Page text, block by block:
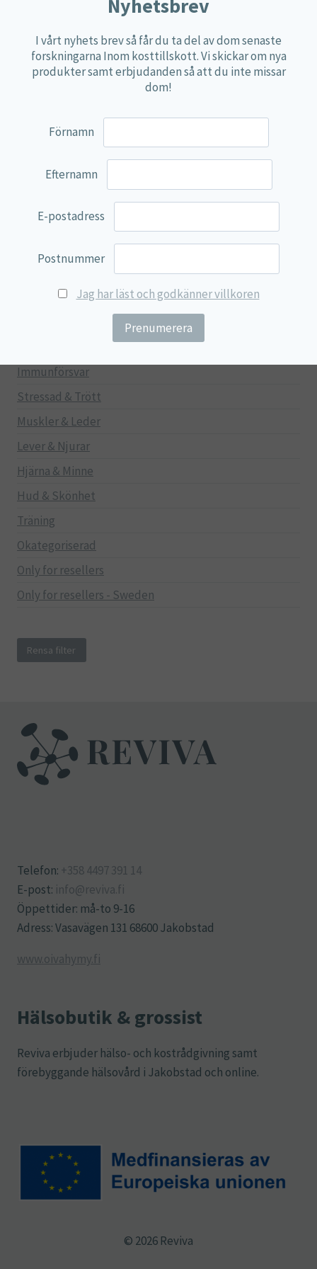
100% Natural
EVP Nutrition
Multi Nutrient
Lamberts
Svenska Örtmedicinska Institutet
Kenkou Selfcare
Immunförsvar
Stressad & Trött
Muskler & Leder
Lever & Njurar
Hjärna & Minne
Hud & Skönhet
Träning
Okategoriserad
Only for resellers
Only for resellers - Sweden
Rensa filter
Telefon: +358 4497 391 14
E-post: info@reviva.fi
Öppettider: må-to 9-16
Adress: Vasavägen 131 68600 Jakobstad
www.oivahymy.fi
Hälsobutik & grossist
Reviva erbjuder hälso- och kostrådgivning samt
förebyggande hälsovård i Jakobstad och online.
© 2026 Reviva
Nyhetsbrev
I vårt nyhets brev så får du ta del av dom senaste
forskningarna Inom kosttillskott. Vi skickar om nya
produkter samt erbjudanden så att du inte missar
dom!
Förnamn
Efternamn
E-postadress
Postnummer
Jag har läst och godkänner villkoren